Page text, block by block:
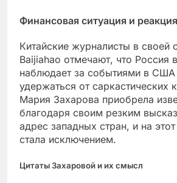
Финансовая ситуация и
Китайские журналисты в своей
Baijiahao отмечают, что Россия
наблюдает за событиями в
удержаться от саркастических
Мария Захарова приобрела
благодаря своим резким
адрес западных стран, и на
стала исключением.
Цитаты Захаровой и их смысл